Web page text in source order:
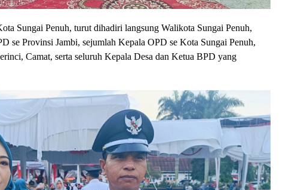
Sungai Penuh, turut dihadiri langsung Walikota Sungai Penuh,
se Provinsi Jambi, sejumlah Kepala OPD se Kota Sungai Penuh,
Camat, serta seluruh Kepala Desa dan Ketua BPD yang